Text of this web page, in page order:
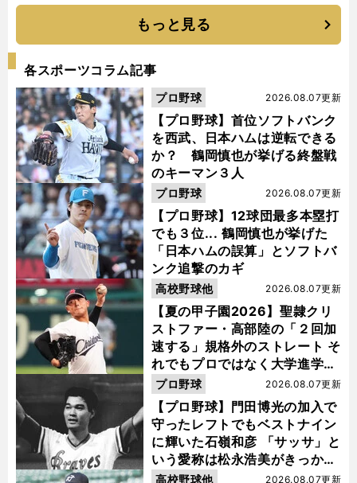
もっと見る
各スポーツコラム記事
【プロ野球】首位ソフトバンク
を西武、日本ハムは逆転できる
か？ 鶴岡慎也が挙げる終盤戦
のキーマン３人
2026.08.07更新
プロ野球
【プロ野球】12球団最多本塁打
でも３位... 鶴岡慎也が挙げた
「日本ハムの誤算」とソフトバ
ンク追撃のカギ
2026.08.07更新
プロ野球
【夏の甲子園2026】聖隷クリ
ストファー・高部陸の「２回加
速する」規格外のストレート そ
れでもプロではなく大学進学を
選ぶ理由
2026.08.07更新
高校野球他
【プロ野球】門田博光の加入で
守ったレフトでもベストナイン
に輝いた石嶺和彦 「サッサ」と
いう愛称は松永浩美がきっか
け？
2026.08.07更新
プロ野球
2026.08.07更新
高校野球他